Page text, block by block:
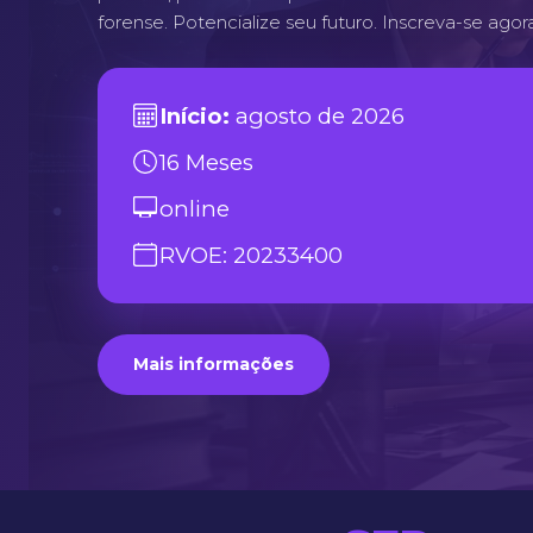
forense. Potencialize seu futuro. Inscreva-se
Início: agosto de 2026
16 Meses
online
RVOE: 20233400
Mais informações